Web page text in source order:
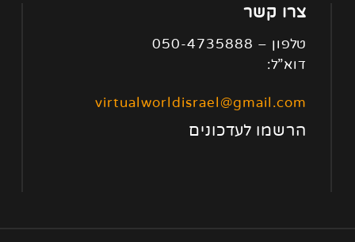
צרו קשר
טלפון – 050-4735888
דוא”ל:
virtualworldisrael@gmail.com
הרשמו לעדכונים